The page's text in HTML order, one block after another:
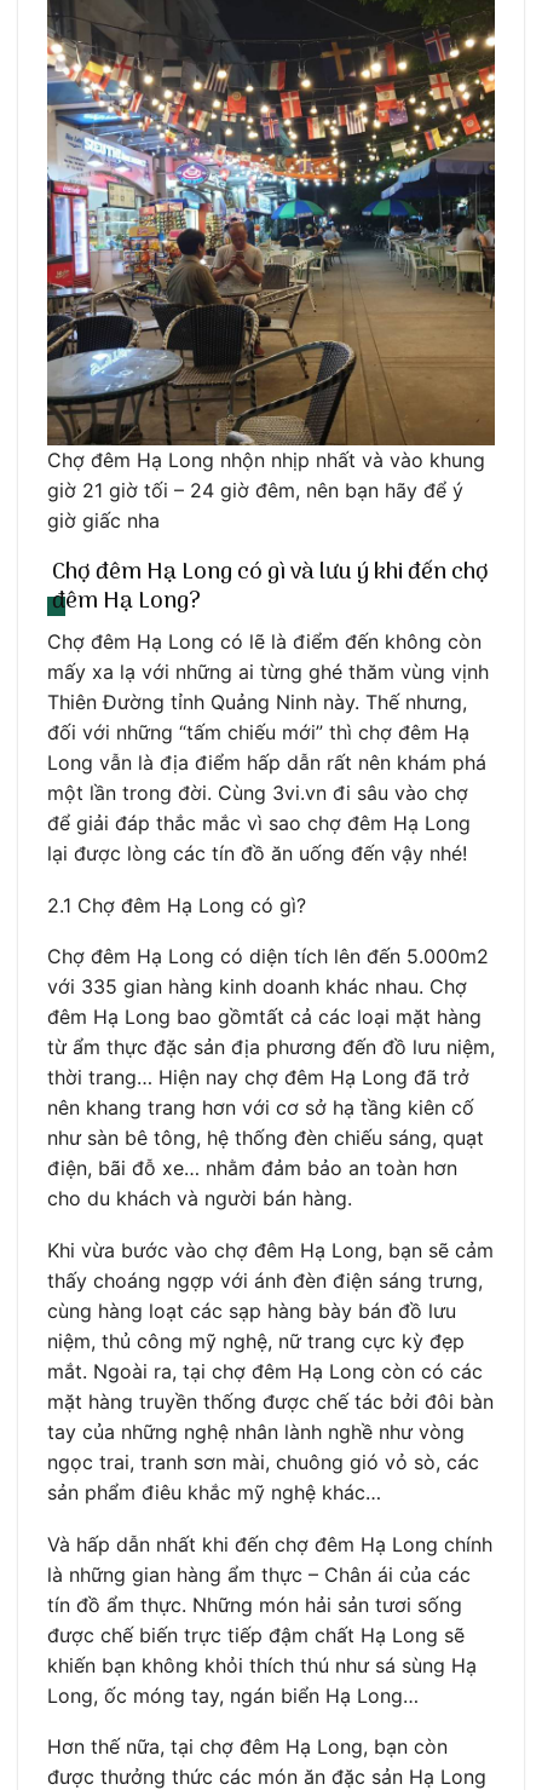
Chợ đêm Hạ Long nhộn nhịp nhất và vào khung
giờ 21 giờ tối – 24 giờ đêm, nên bạn hãy để ý
giờ giấc nha
Chợ đêm Hạ Long có gì và lưu ý khi đến chợ
đêm Hạ Long?
Chợ đêm Hạ Long có lẽ là điểm đến không còn
mấy xa lạ với những ai từng ghé thăm vùng vịnh
Thiên Đường tỉnh Quảng Ninh này. Thế nhưng,
đối với những “tấm chiếu mới” thì chợ đêm Hạ
Long vẫn là địa điểm hấp dẫn rất nên khám phá
một lần trong đời. Cùng 3vi.vn đi sâu vào chợ
để giải đáp thắc mắc vì sao chợ đêm Hạ Long
lại được lòng các tín đồ ăn uống đến vậy nhé!
2.1 Chợ đêm Hạ Long có gì?
Chợ đêm Hạ Long có diện tích lên đến 5.000m2
với 335 gian hàng kinh doanh khác nhau. Chợ
đêm Hạ Long bao gồmtất cả các loại mặt hàng
từ ẩm thực đặc sản địa phương đến đồ lưu niệm,
thời trang… Hiện nay chợ đêm Hạ Long đã trở
nên khang trang hơn với cơ sở hạ tầng kiên cố
như sàn bê tông, hệ thống đèn chiếu sáng, quạt
điện, bãi đỗ xe… nhằm đảm bảo an toàn hơn
cho du khách và người bán hàng.
Khi vừa bước vào chợ đêm Hạ Long, bạn sẽ cảm
thấy choáng ngợp với ánh đèn điện sáng trưng,
cùng hàng loạt các sạp hàng bày bán đồ lưu
niệm, thủ công mỹ nghệ, nữ trang cực kỳ đẹp
mắt. Ngoài ra, tại chợ đêm Hạ Long còn có các
mặt hàng truyền thống được chế tác bởi đôi bàn
tay của những nghệ nhân lành nghề như vòng
ngọc trai, tranh sơn mài, chuông gió vỏ sò, các
sản phẩm điêu khắc mỹ nghệ khác…
Và hấp dẫn nhất khi đến chợ đêm Hạ Long chính
là những gian hàng ẩm thực – Chân ái của các
tín đồ ẩm thực. Những món hải sản tươi sống
được chế biến trực tiếp đậm chất Hạ Long sẽ
khiến bạn không khỏi thích thú như sá sùng Hạ
Long, ốc móng tay, ngán biển Hạ Long…
Hơn thế nữa, tại chợ đêm Hạ Long, bạn còn
được thưởng thức các món ăn đặc sản Hạ Long